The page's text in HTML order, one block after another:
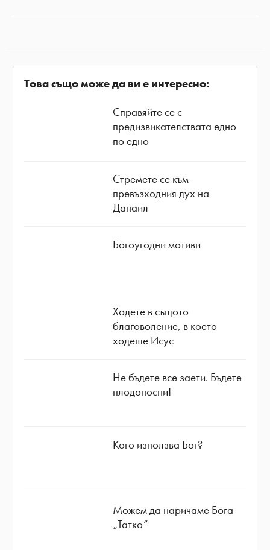
Това също може да ви е интересно:
Справяйте се с
предизвикателствата едно
по едно
Стремете се към
превъзходния дух на
Данаил
Богоугодни мотиви
Ходете в същото
благоволение, в което
ходеше Исус
Не бъдете все заети. Бъдете
плодоносни!
Кого използва Бог?
Можем да наричаме Бога
„Татко”